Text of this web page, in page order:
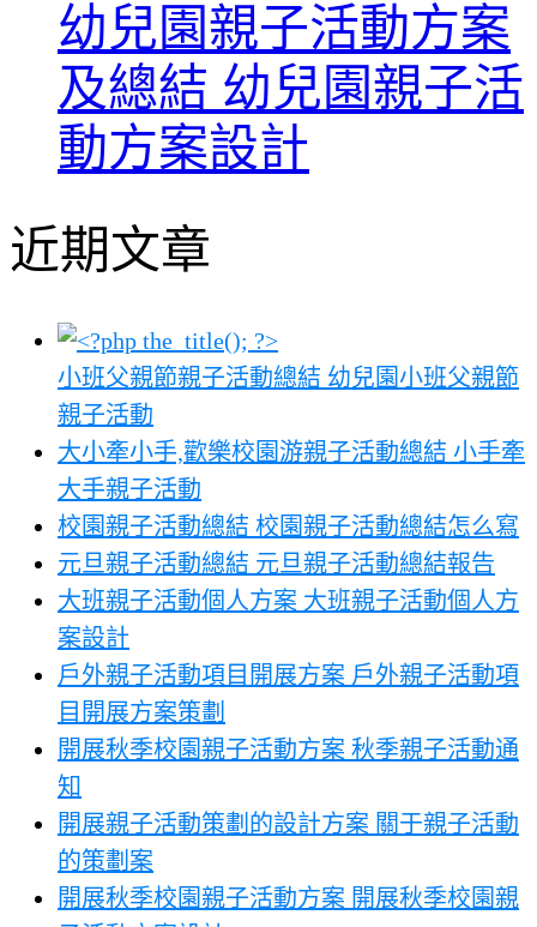
幼兒園親子活動方案
及總結 幼兒園親子活
動方案設計
近期文章
小班父親節親子活動總結 幼兒園小班父親節
親子活動
大小牽小手,歡樂校園游親子活動總結 小手牽
大手親子活動
校園親子活動總結 校園親子活動總結怎么寫
元旦親子活動總結 元旦親子活動總結報告
大班親子活動個人方案 大班親子活動個人方
案設計
戶外親子活動項目開展方案 戶外親子活動項
目開展方案策劃
開展秋季校園親子活動方案 秋季親子活動通
知
開展親子活動策劃的設計方案 關于親子活動
的策劃案
開展秋季校園親子活動方案 開展秋季校園親